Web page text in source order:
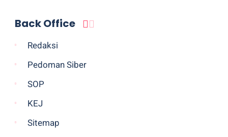
Back Office
Redaksi
Pedoman Siber
SOP
KEJ
Sitemap